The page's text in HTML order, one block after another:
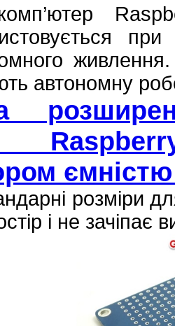
автономну
розміри
і не зачіпає